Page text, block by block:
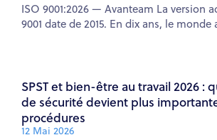
ISO 9001:2026 — Avanteam La version
9001 date de 2015. En dix ans, le monde
SPST et bien-être au travail 2026 :
de sécurité devient plus
procédures
12 Mai 2026